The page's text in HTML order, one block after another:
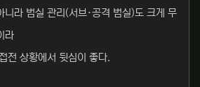
니라 범실 관리(서브·공격 범실)도 크게 무
라
전 상황에서 뒷심이 좋다.